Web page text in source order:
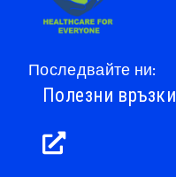
Последвайте ни:
Полезни връзки